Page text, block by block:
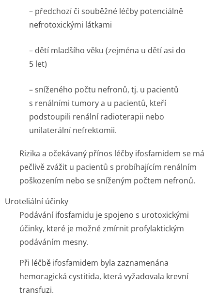
– předchozí či souběžné léčby potenciálně
nefrotoxickými látkami
– dětí mladšího věku (zejména u dětí asi do
5 let)
– sníženého počtu nefronů, tj. u pacientů
s renálními tumory a u pacientů, kteří
podstoupili renální radioterapii nebo
unilaterální nefrektomii.
Rizika a očekávaný přínos léčby ifosfamidem se má
pečlivě zvážit u pacientů s probíhajícím renálním
poškozením nebo se sníženým počtem nefronů.
Uroteliální účinky
Podávání ifosfamidu je spojeno s urotoxickými
účinky, které je možné zmírnit profylaktickým
podáváním mesny.
Při léčbě ifosfamidem byla zaznamenána
hemoragická cystitida, která vyžadovala krevní
transfuzi.